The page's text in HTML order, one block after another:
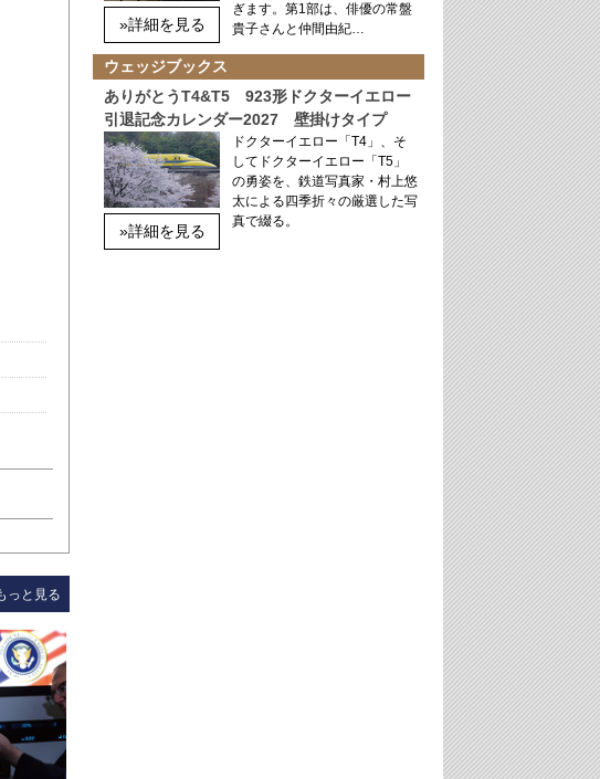
っと見る
»詳細を見る
ぎます。第1部は、俳優の常盤
貴子さんと仲間由紀…
ウェッジブックス
ありがとうT4&T5 923形ドクターイエロー
引退記念カレンダー2027 壁掛けタイプ
»詳細を見る
ドクターイエロー「T4」、そ
してドクターイエロー「T5」
の勇姿を、鉄道写真家・村上悠
太による四季折々の厳選した写
真で綴る。